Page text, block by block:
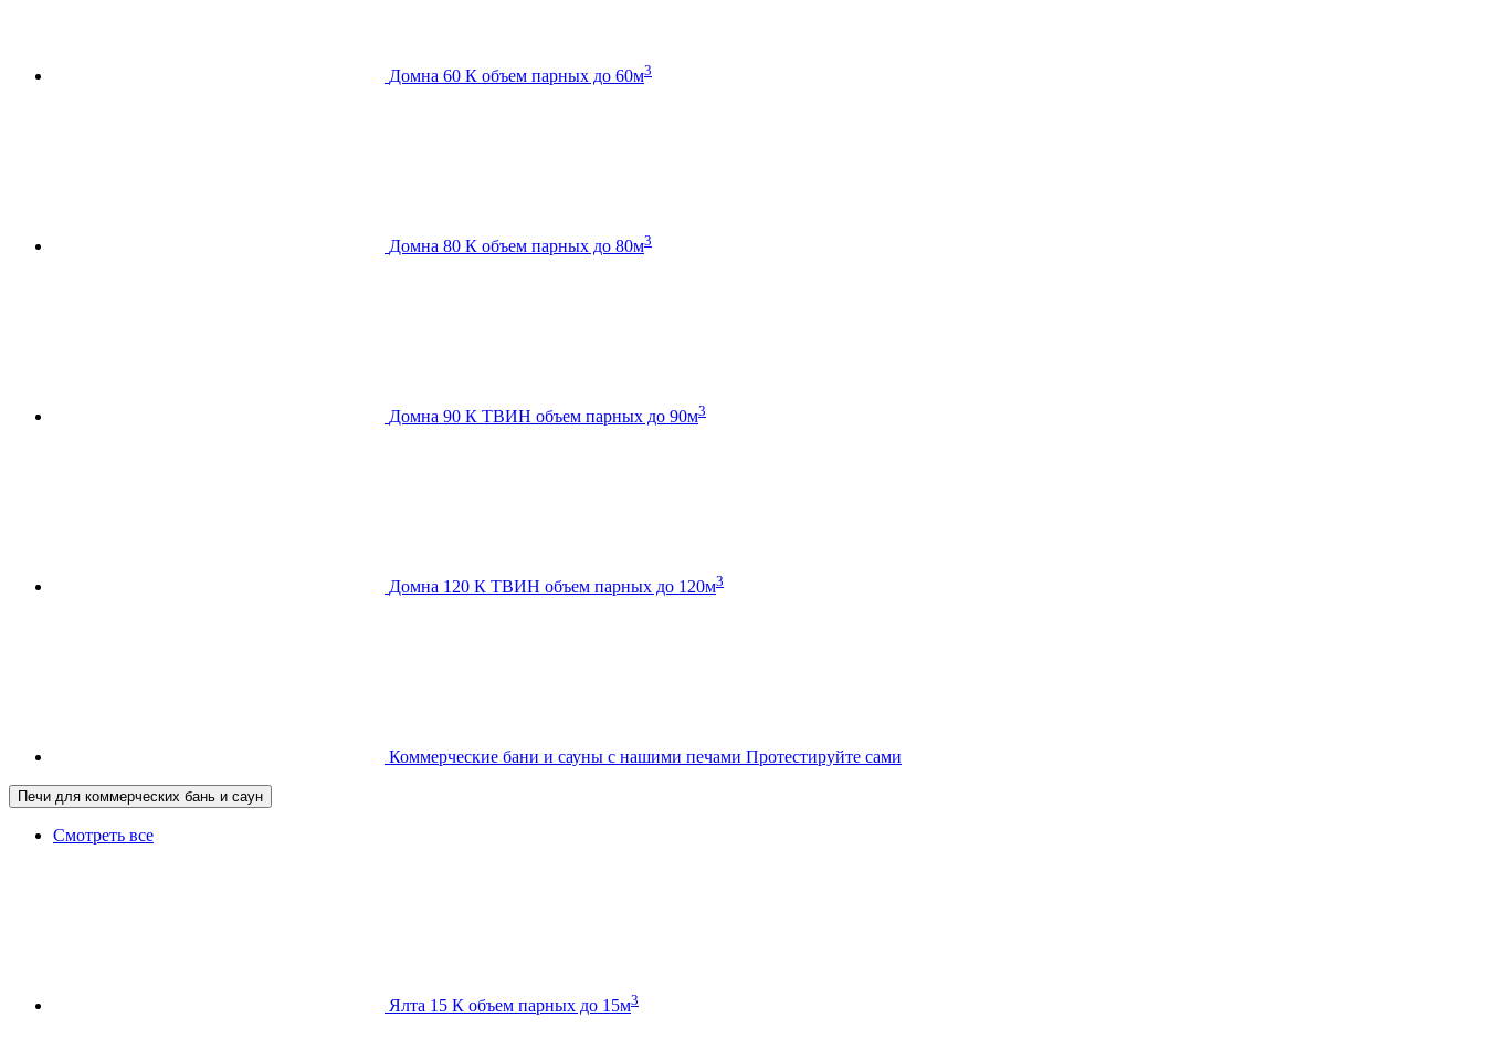
Домна 60 К объем парных до 60м3
Домна 80 К объем парных до 80м3
Домна 90 К ТВИН объем парных до 90м3
Домна 120 К ТВИН объем парных до 120м3
Коммерческие бани и сауны с нашими печами Протестируйте сами
Печи для коммерческих бань и саун
Смотреть все
Ялта 15 К объем парных до 15м3